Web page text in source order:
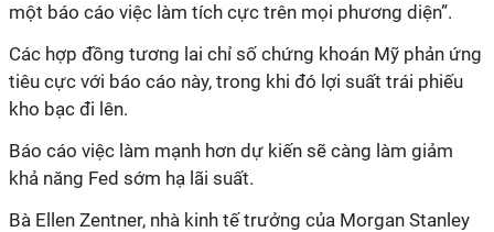
một báo cáo việc làm tích cực trên mọi phương diện”.
Các hợp đồng tương lai chỉ số chứng khoán Mỹ phản ứng
tiêu cực với báo cáo này, trong khi đó lợi suất trái phiếu
kho bạc đi lên.
Báo cáo việc làm mạnh hơn dự kiến sẽ càng làm giảm
khả năng Fed sớm hạ lãi suất.
Bà Ellen Zentner, nhà kinh tế trưởng của Morgan Stanley